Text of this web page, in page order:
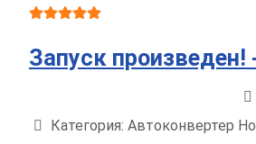
Запуск
Категория: Автоконвертер